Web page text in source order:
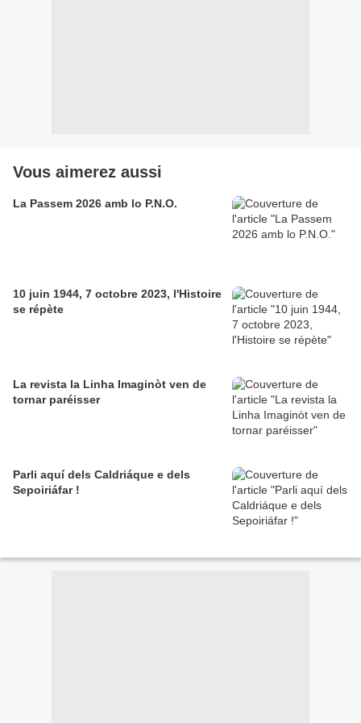
Vous aimerez aussi
La Passem 2026 amb lo P.N.O.
10 juin 1944, 7 octobre 2023, l'Histoire
se répète
La revista la Linha Imaginòt ven de
tornar paréisser
Parli aquí dels Caldriáque e dels
Sepoiriáfar !